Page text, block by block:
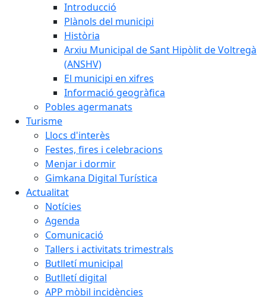
Introducció
Plànols del municipi
Història
Arxiu Municipal de Sant Hipòlit de Voltregà
(ANSHV)
El municipi en xifres
Informació geogràfica
Pobles agermanats
Turisme
Llocs d'interès
Festes, fires i celebracions
Menjar i dormir
Gimkana Digital Turística
Actualitat
Notícies
Agenda
Comunicació
Tallers i activitats trimestrals
Butlletí municipal
Butlletí digital
APP mòbil incidències